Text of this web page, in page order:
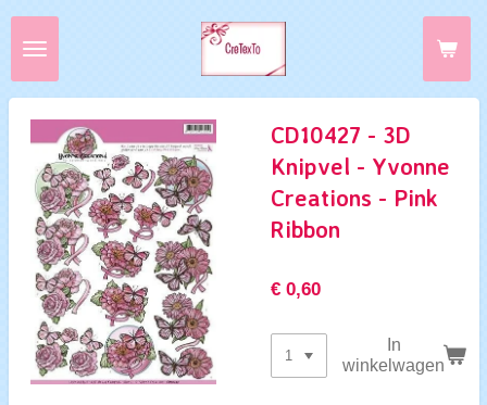
Ga
direct
de
hoofdinhoud
CD10427 - 3D
Knipvel - Yvonne
Creations - Pink
Ribbon
€ 0,60
In
winkelwagen